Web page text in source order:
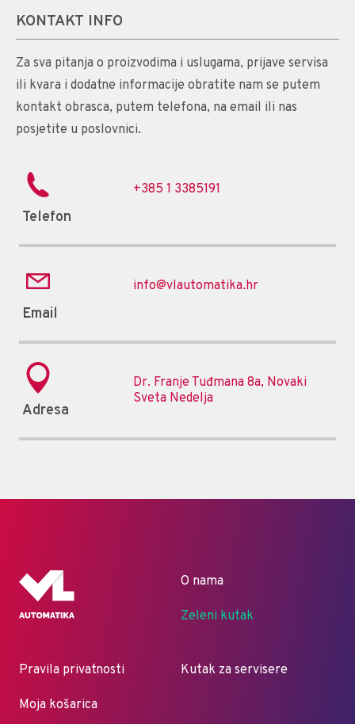
KONTAKT INFO
Za sva pitanja o proizvodima i uslugama, prijave servisa
ili kvara i dodatne informacije obratite nam se putem
kontakt obrasca, putem telefona, na email ili nas
posjetite u poslovnici.
Telefon
+385 1 3385191
Email
info@vlautomatika.hr
Adresa
Dr. Franje Tuđmana 8a, Novaki
Sveta Nedelja
O nama
Zeleni kutak
Pravila privatnosti
Moja košarica
Kutak za servisere